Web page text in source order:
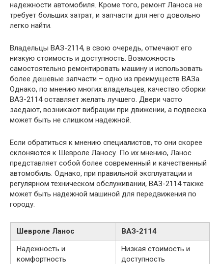
надежности автомобиля. Кроме того, ремонт Ланоса не
требует больших затрат, и запчасти для него довольно
легко найти.
Владельцы ВАЗ-2114, в свою очередь, отмечают его
низкую стоимость и доступность. Возможность
самостоятельно ремонтировать машину и использовать
более дешевые запчасти – одно из преимуществ ВАЗа.
Однако, по мнению многих владельцев, качество сборки
ВАЗ-2114 оставляет желать лучшего. Двери часто
заедают, возникают вибрации при движении, а подвеска
может быть не слишком надежной.
Если обратиться к мнению специалистов, то они скорее
склоняются к Шевроле Ланосу. По их мнению, Ланос
представляет собой более современный и качественный
автомобиль. Однако, при правильной эксплуатации и
регулярном техническом обслуживании, ВАЗ-2114 также
может быть надежной машиной для передвижения по
городу.
Шевроле Ланос
ВАЗ-2114
Надежность и
комфортность
Низкая стоимость и
доступность